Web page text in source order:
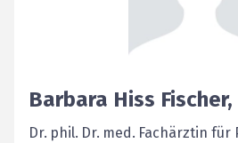
Barbara Hiss Fischer,
Dr. phil. Dr. med. Fachärztin für